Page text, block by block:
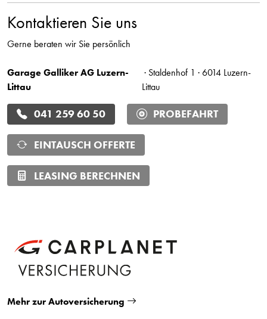
Kontaktieren Sie uns
Gerne beraten wir Sie persönlich
Garage Galliker AG Luzern-
Littau
· Staldenhof 1 · 6014 Luzern-
Littau
041 259 60 50 PROBEFAHRT
EINTAUSCH OFFERTE
LEASING BERECHNEN
Mehr zur Autoversicherung